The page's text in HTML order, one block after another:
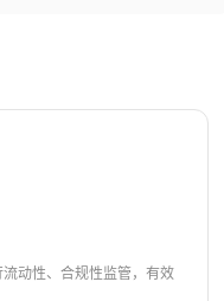
动性、合规性监管，有效